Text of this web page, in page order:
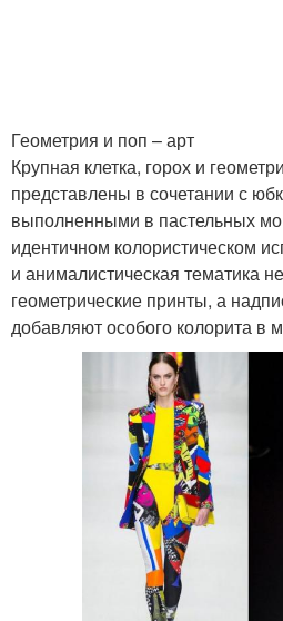
Геометрия и поп – арт
Крупная клетка, горох и
представлены в сочетании с
выполненными в пастельных
идентичном колористическом
и анималистическая тематика
геометрические принты, а
добавляют особого колорита в